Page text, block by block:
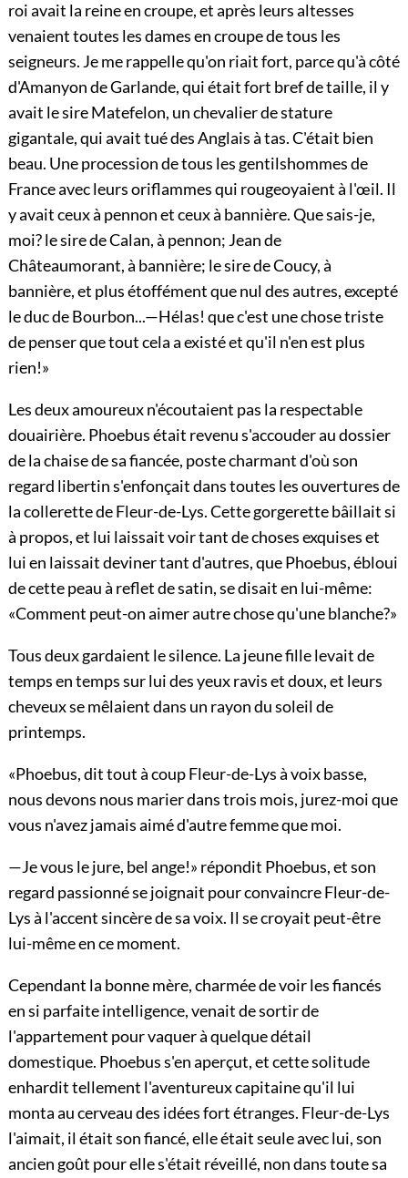
roi avait la reine en croupe, et après leurs altesses
venaient toutes les dames en croupe de tous les
seigneurs. Je me rappelle qu'on riait fort, parce qu'à côté
d'Amanyon de Garlande, qui était fort bref de taille, il y
avait le sire Matefelon, un chevalier de stature
gigantale, qui avait tué des Anglais à tas. C'était bien
beau. Une procession de tous les gentilshommes de
France avec leurs oriflammes qui rougeoyaient à l'œil. Il
y avait ceux à pennon et ceux à bannière. Que sais-je,
moi? le sire de Calan, à pennon; Jean de
Châteaumorant, à bannière; le sire de Coucy, à
bannière, et plus étoffément que nul des autres, excepté
le duc de Bourbon...—Hélas! que c'est une chose triste
de penser que tout cela a existé et qu'il n'en est plus
rien!»
Les deux amoureux n'écoutaient pas la respectable
douairière. Phoebus était revenu s'accouder au dossier
de la chaise de sa fiancée, poste charmant d'où son
regard libertin s'enfonçait dans toutes les ouvertures de
la collerette de Fleur-de-Lys. Cette gorgerette bâillait si
à propos, et lui laissait voir tant de choses exquises et
lui en laissait deviner tant d'autres, que Phoebus, ébloui
de cette peau à reflet de satin, se disait en lui-même:
«Comment peut-on aimer autre chose qu'une blanche?»
Tous deux gardaient le silence. La jeune fille levait de
temps en temps sur lui des yeux ravis et doux, et leurs
cheveux se mêlaient dans un rayon du soleil de
printemps.
«Phoebus, dit tout à coup Fleur-de-Lys à voix basse,
nous devons nous marier dans trois mois, jurez-moi que
vous n'avez jamais aimé d'autre femme que moi.
—Je vous le jure, bel ange!» répondit Phoebus, et son
regard passionné se joignait pour convaincre Fleur-de-
Lys à l'accent sincère de sa voix. Il se croyait peut-être
lui-même en ce moment.
Cependant la bonne mère, charmée de voir les fiancés
en si parfaite intelligence, venait de sortir de
l'appartement pour vaquer à quelque détail
domestique. Phoebus s'en aperçut, et cette solitude
enhardit tellement l'aventureux capitaine qu'il lui
monta au cerveau des idées fort étranges. Fleur-de-Lys
l'aimait, il était son fiancé, elle était seule avec lui, son
ancien goût pour elle s'était réveillé, non dans toute sa